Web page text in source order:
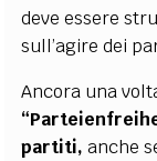
deve essere
sull’agire dei
Ancora una
partiti, anche